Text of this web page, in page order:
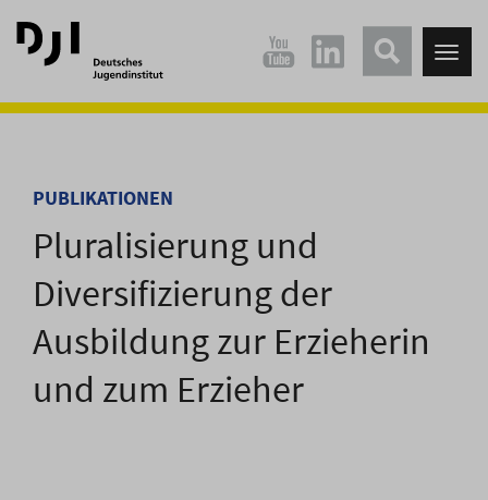
Direkt
zum
Hauptinhalt
Direkt
zum
Hauptmenü
PUBLIKATIONEN
Pluralisierung und
Diversifizierung der
Ausbildung zur Erzieherin
und zum Erzieher